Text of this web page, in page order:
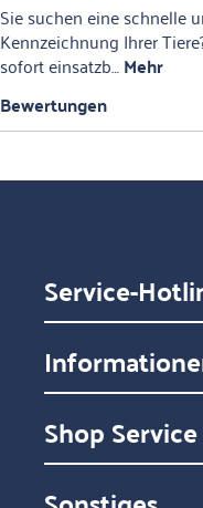
Sie suchen eine schnelle
Kennzeichnung Ihrer
sofort einsatzb…Mehr
Bewertungen
Service-
Shop Service